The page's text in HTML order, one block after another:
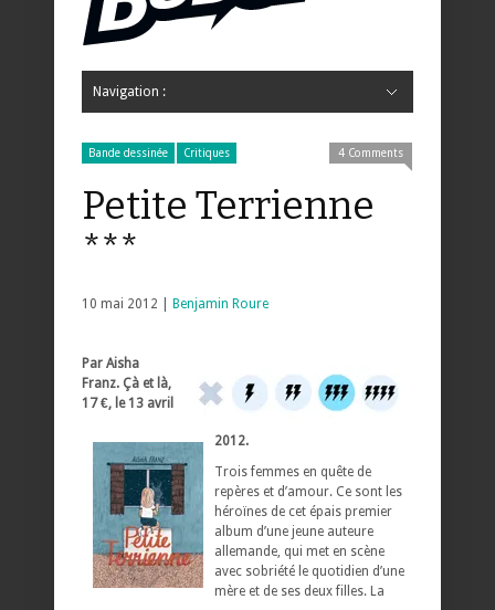
Navigation :
Bande dessinée Critiques 4 Comments
Petite Terrienne
***
10 mai 2012 | Benjamin Roure
Par Aisha
Franz. Çà et là,
17 €, le 13 avril
2012.
Trois femmes en quête de
repères et d’amour. Ce sont les
héroïnes de cet épais premier
album d’une jeune auteure
allemande, qui met en scène
avec sobriété le quotidien d’une
mère et de ses deux filles. La